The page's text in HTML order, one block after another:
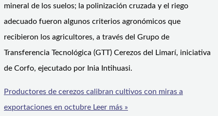
mineral de los suelos; la polinización cruzada y el riego
adecuado fueron algunos criterios agronómicos que
recibieron los agricultores, a través del Grupo de
Transferencia Tecnológica (GTT) Cerezos del Limarí, iniciativa
de Corfo, ejecutado por Inia Intihuasi.
Productores de cerezos calibran cultivos con miras a
exportaciones en octubre Leer más »